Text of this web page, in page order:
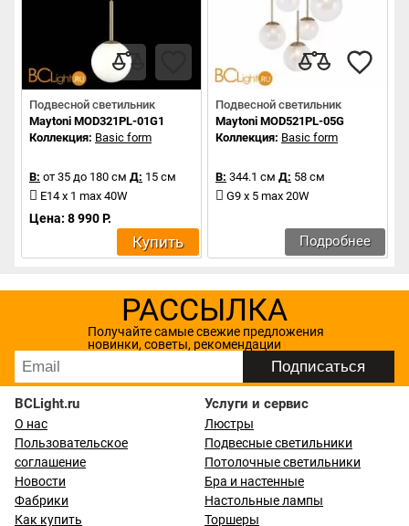
Подвесной светильник
Maytoni MOD321PL-01G1
Коллекция: Basic form
В: от 35 до 180 см Д: 15 см
E14 x 1 max 40W
Цена: 8 990 Р.
Купить
Подвесной светильник
Maytoni MOD521PL-05G
Коллекция: Basic form
В: 344.1 см Д: 58 см
G9 x 5 max 20W
Подробнее
РАССЫЛКА
Получайте самые свежие предложения
новинки, советы, рекомендации
BCLight.ru
О нас
Пользовательское
соглашение
Новости
Фабрики
Как купить
Услуги и сервис
Люстры
Подвесные светильники
Потолочные светильники
Бра и настенные
Настольные лампы
Торшеры